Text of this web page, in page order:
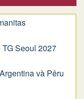
Seoul 2027
và Pêru